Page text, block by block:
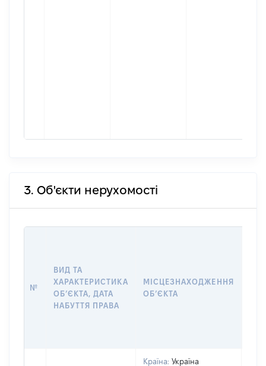
3. Об'єкти нерухомості
№
ВИД ТА
ХАРАКТЕРИСТИКА
ОБʼЄКТА, ДАТА
НАБУТТЯ ПРАВА
МІСЦЕЗНАХОДЖЕННЯ
ОБʼЄКТА
Країна: Україна